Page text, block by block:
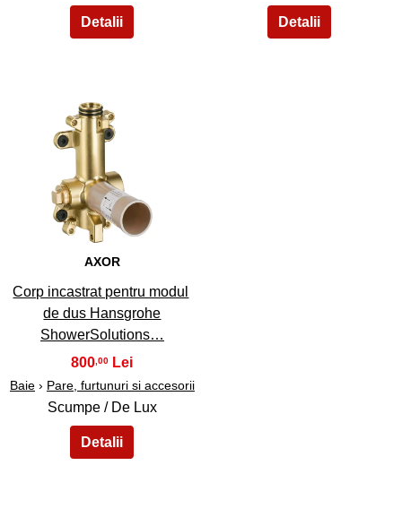
45
AXOR
Corp incastrat pentru modul
de dus Hansgrohe
ShowerSolutions…
800 ,00
Baie› Pare, furtunuri si accesorii
Scumpe / De Lux